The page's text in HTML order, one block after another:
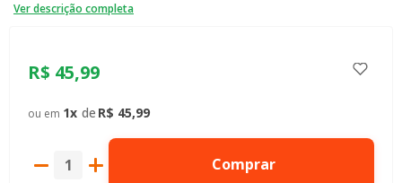
Ver descrição completa
R$ 45,99
1 R$ 45,99
Comprar